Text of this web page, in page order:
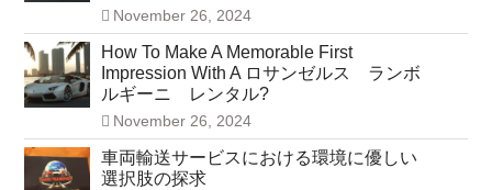
November 26, 2024
How To Make A Memorable First
Impression With A ロサンゼルス ランボ
ルギーニ レンタル?
November 26, 2024
車両輸送サービスにおける環境に優しい
選択肢の探求